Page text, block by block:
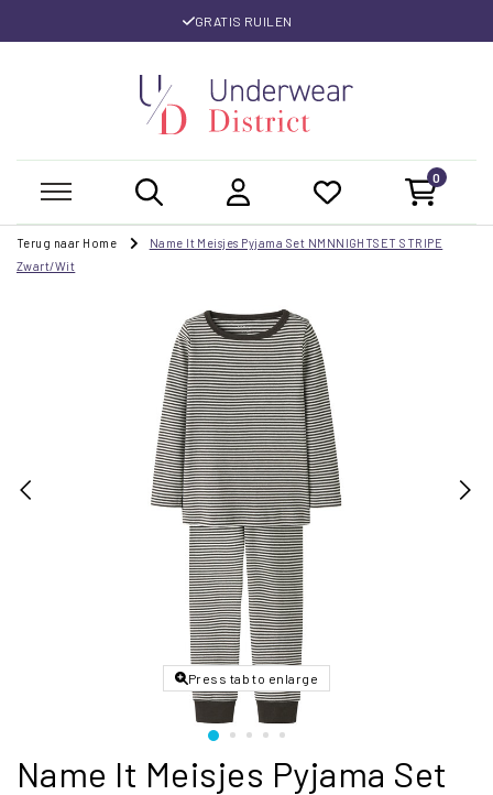
GRATIS RUILEN
0
Terug naar Home
Name It Meisjes Pyjama Set NMNNIGHTSET STRIPE
Zwart/Wit
Press tab to enlarge
Name It Meisjes Pyjama Set